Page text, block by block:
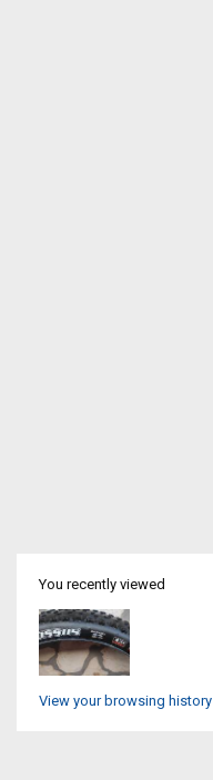
You recently viewed
View your browsing history